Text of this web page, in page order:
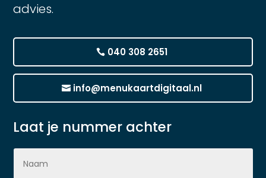
advies.
040 308 2651
info@menukaartdigitaal.nl
Laat je nummer achter